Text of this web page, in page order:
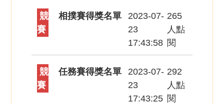
競
賽
相撲賽得獎名單
2023-07-
23
17:43:58
265
人點
閱
競
賽
任務賽得獎名單
2023-07-
23
17:43:25
292
人點
閱